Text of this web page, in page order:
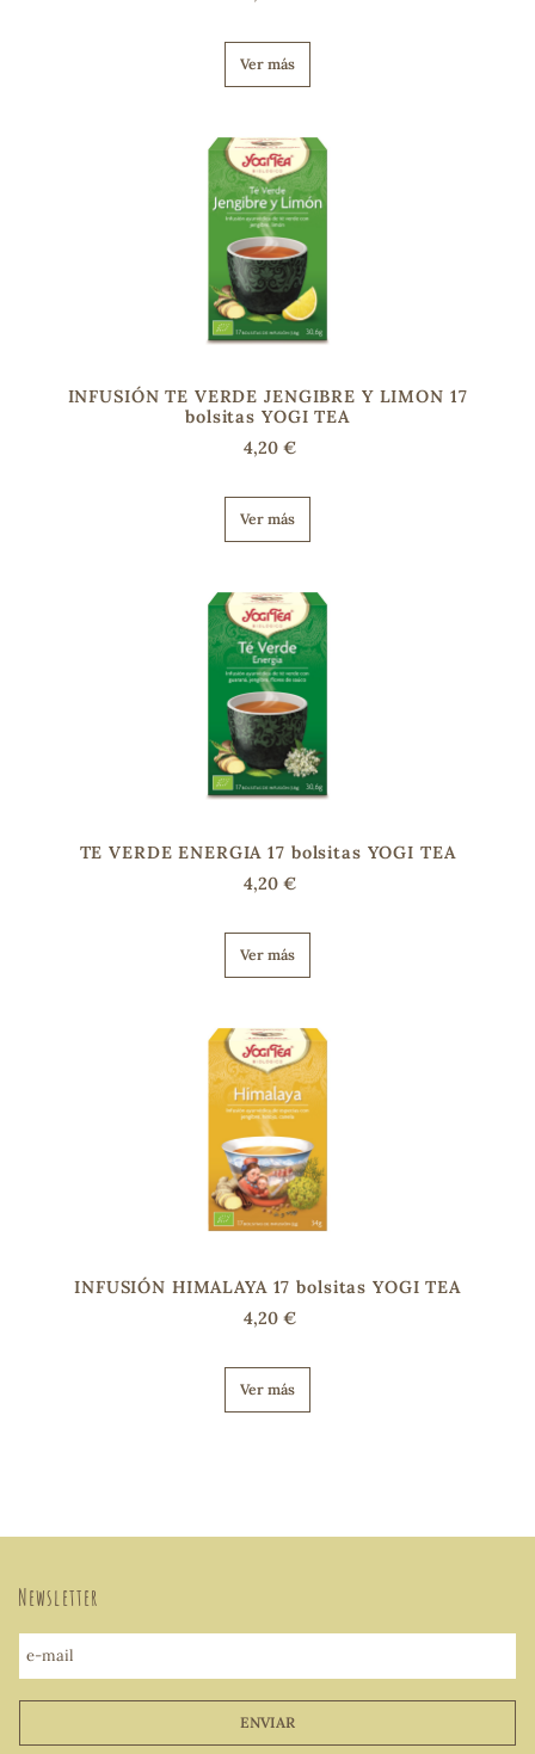
Ver más
INFUSIÓN TE VERDE JENGIBRE Y LIMON 17
bolsitas YOGI TEA
4,20 €
Ver más
TE VERDE ENERGIA 17 bolsitas YOGI TEA
4,20 €
Ver más
INFUSIÓN HIMALAYA 17 bolsitas YOGI TEA
4,20 €
Ver más
Newsletter
e-mail
ENVIAR